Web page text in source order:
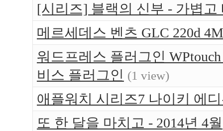
[시리즈] 블랙의 신부 - 가볍
메르세데스 벤츠 GLC 220d
워드프레스 플러그인
비스 플러그인 (1 view)
애플워치 시리즈7 나이키 에
또 한 달을 마치고 - 2014년 4월